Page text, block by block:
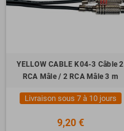
YELLOW CABLE K04-3 Câble 2
RCA Mâle / 2 RCA Mâle 3 m
Livraison sous 7 à 10 jours
9,20 €